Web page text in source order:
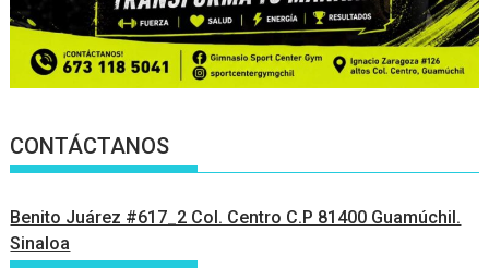
CONTÁCTANOS
Benito Juárez #617_2 Col. Centro C.P 81400 Guamúchil.
Sinaloa